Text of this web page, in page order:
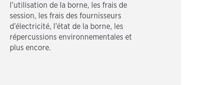
l’utilisation de la borne, les frais de
session, les frais des fournisseurs
d’électricité, l’état de la borne, les
répercussions environnementales et
plus encore.